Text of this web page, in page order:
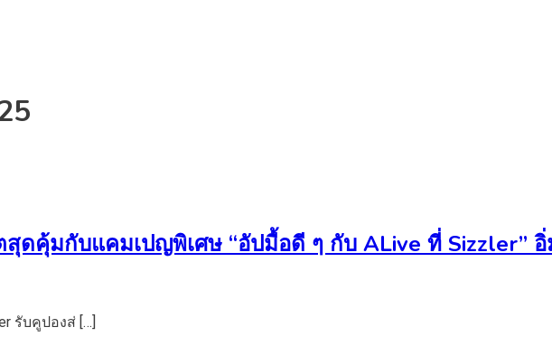
ดคุ้มกับแคมเปญพิเศษ “อัปมื้อดี ๆ กับ ALive ที่ Sizzler”
รับคูปองส่ […]